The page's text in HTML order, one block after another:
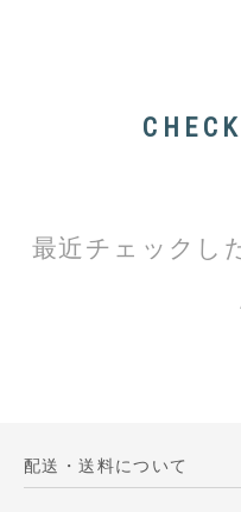
最近チェックし
配送・送料について